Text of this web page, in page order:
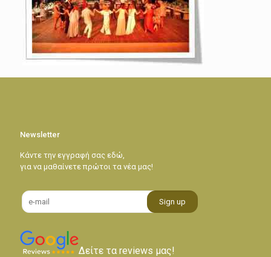
Newsletter
Κάντε την εγγραφή σας εδώ,
για να μαθαίνετε πρώτοι τα νέα μας!
Δείτε τα reviews μας!